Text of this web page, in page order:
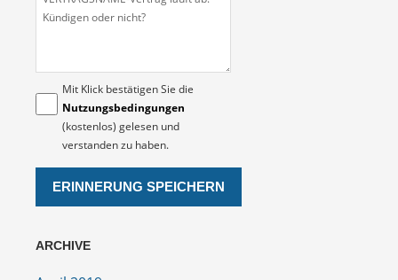
Mit Klick bestätigen Sie die
Nutzungsbedingungen
(kostenlos) gelesen und
verstanden zu haben.
ARCHIVE